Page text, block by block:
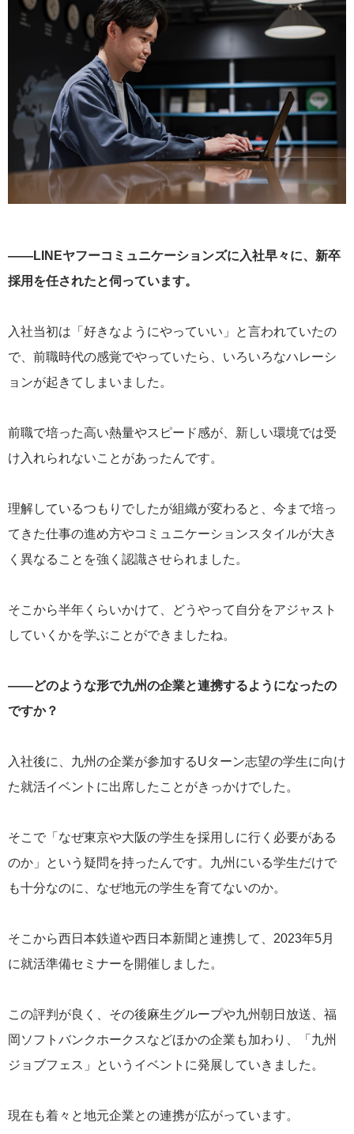
——LINEヤフーコミュニケーションズに入社早々に、新卒
採用を任されたと伺っています。
入社当初は「好きなようにやっていい」と言われていたの
で、前職時代の感覚でやっていたら、いろいろなハレーシ
ョンが起きてしまいました。
前職で培った高い熱量やスピード感が、新しい環境では受
け入れられないことがあったんです。
理解しているつもりでしたが組織が変わると、今まで培っ
てきた仕事の進め方やコミュニケーションスタイルが大き
く異なることを強く認識させられました。
そこから半年くらいかけて、どうやって自分をアジャスト
していくかを学ぶことができましたね。
——どのような形で九州の企業と連携するようになったの
ですか？
入社後に、九州の企業が参加するUターン志望の学生に向け
た就活イベントに出席したことがきっかけでした。
そこで「なぜ東京や大阪の学生を採用しに行く必要がある
のか」という疑問を持ったんです。九州にいる学生だけで
も十分なのに、なぜ地元の学生を育てないのか。
そこから西日本鉄道や西日本新聞と連携して、2023年5月
に就活準備セミナーを開催しました。
この評判が良く、その後麻生グループや九州朝日放送、福
岡ソフトバンクホークスなどほかの企業も加わり、「九州
ジョブフェス」というイベントに発展していきました。
現在も着々と地元企業との連携が広がっています。